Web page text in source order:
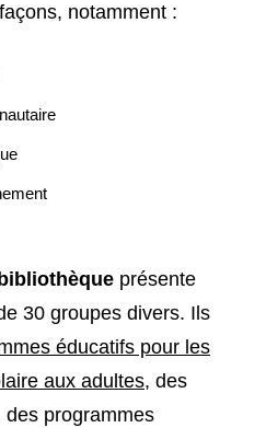
notamment :
présente
30 groupes divers. Ils
éducatifs pour les
aux adultes, des
programmes